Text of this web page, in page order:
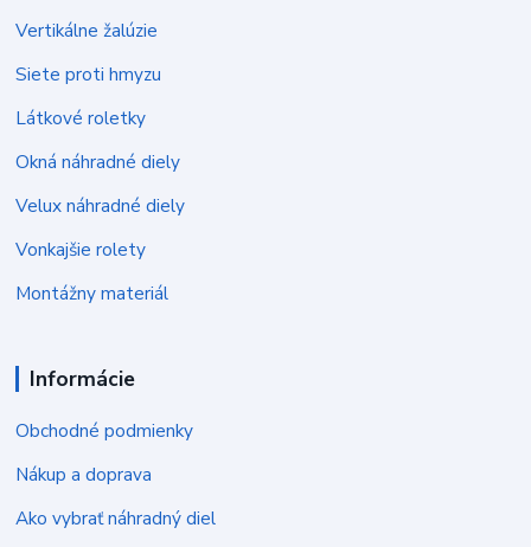
Vertikálne žalúzie
Siete proti hmyzu
Látkové roletky
Okná náhradné diely
Velux náhradné diely
Vonkajšie rolety
Montážny materiál
Informácie
Obchodné podmienky
Nákup a doprava
Ako vybrať náhradný diel